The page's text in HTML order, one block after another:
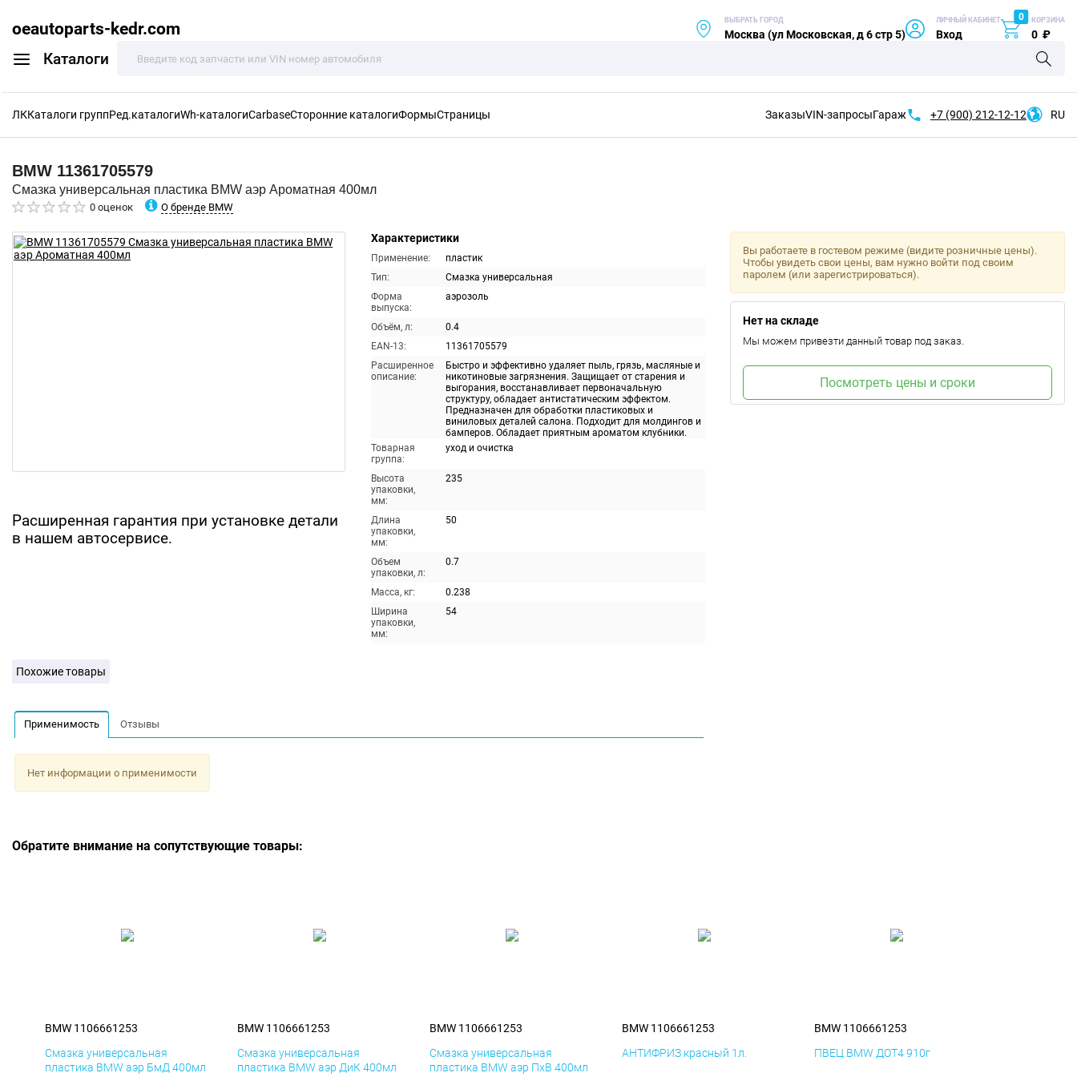
oeautoparts-kedr.com
Каталоги
ВЫБРАТЬ ГОРОД
Москва (ул Московская, д 6 стр 5)
ЛИЧНЫЙ КАБИНЕТ
Вход
0 КОРЗИНА
0 ₽
ЛККаталоги группРед.каталогиWh-каталогиCarbaseСторонние каталогиФормыСтраницы ЗаказыVIN-запросыГараж +7 (900) 212-12-12 RU
BMW 11361705579
Смазка универсальная пластика BMW аэр Ароматная 400мл
0 оценок О бренде BMW
Расширенная гарантия при установке детали
в нашем автосервисе.
Характеристики
Применение:
пластик
Тип:
Смазка универсальная
Форма
выпуска:
аэрозоль
Объём, л:
0.4
EAN-13:
11361705579
Расширенное
описание:
Быстро и эффективно удаляет пыль, грязь, масляные и
никотиновые загрязнения. Защищает от старения и
выгорания, восстанавливает первоначальную
структуру, обладает антистатическим эффектом.
Предназначен для обработки пластиковых и
виниловых деталей салона. Подходит для молдингов и
бамперов. Обладает приятным ароматом клубники.
Товарная
группа:
уход и очистка
Высота
упаковки,
мм:
235
Длина
упаковки,
мм:
50
Объем
упаковки, л:
0.7
Масса, кг:
0.238
Ширина
упаковки,
мм:
54
Вы работаете в гостевом режиме (видите розничные цены).
Чтобы увидеть свои цены, вам нужно войти под своим
паролем (или зарегистрироваться).
Нет на складе
Мы можем привезти данный товар под заказ.
Посмотреть цены и сроки
Похожие товары
Применимость Отзывы
Нет информации о применимости
Обратите внимание на сопутствующие товары:
BMW 1106661253
Смазка универсальная
пластика BMW аэр БмД 400мл
BMW 1106661253
Смазка универсальная
пластика BMW аэр ДиК 400мл
BMW 1106661253
Смазка универсальная
пластика BMW аэр ПхВ 400мл
BMW 1106661253
АНТИФРИЗ красный 1л.
BMW 1106661253
ПВЕЦ BMW ДОТ4 910г